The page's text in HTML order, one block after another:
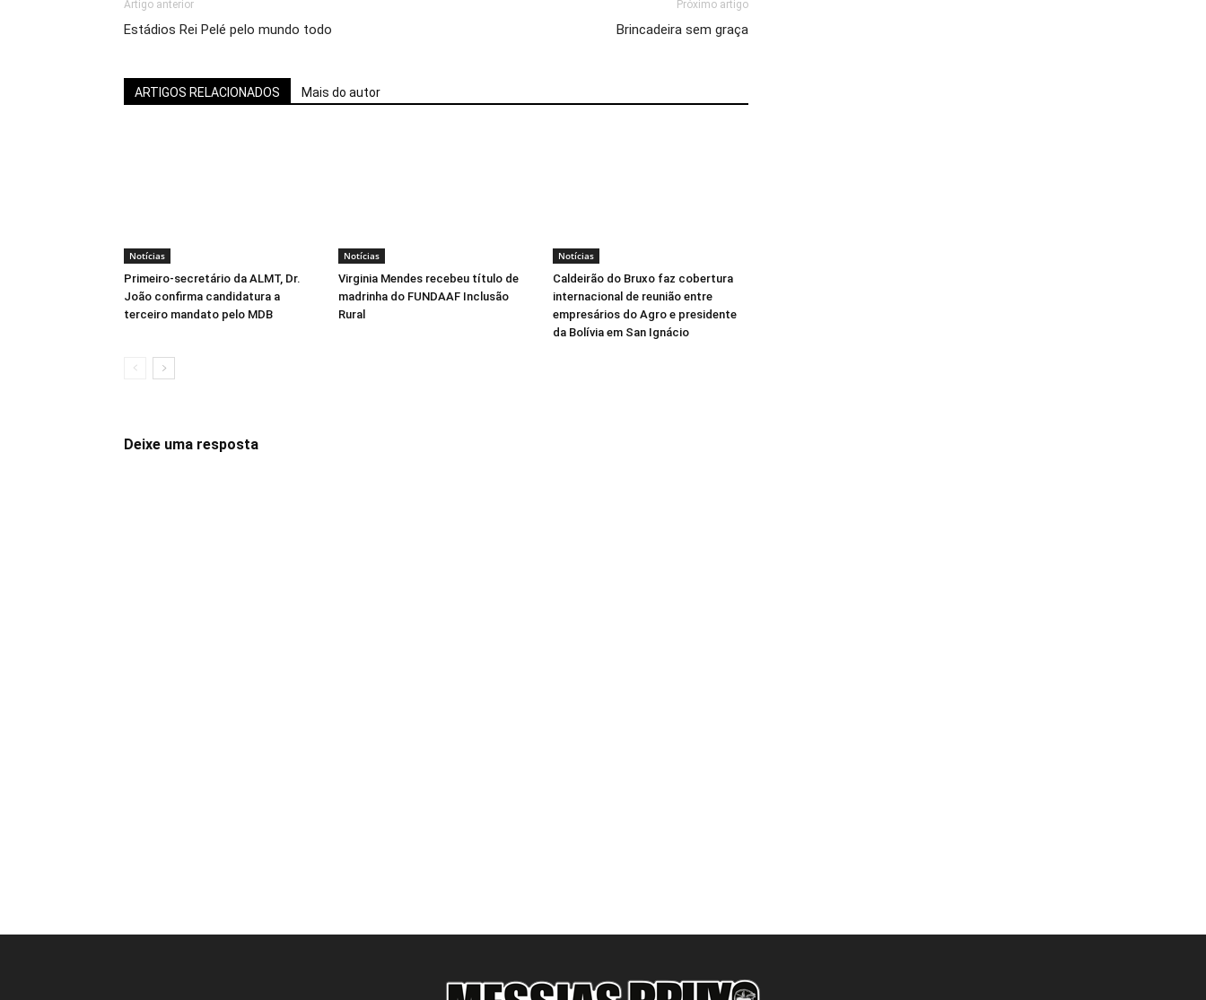
Artigo anterior
Estádios Rei Pelé pelo mundo todo
Próximo artigo
Brincadeira sem graça
ARTIGOS RELACIONADOS Mais do autor
Notícias
Primeiro-secretário da ALMT, Dr.
João confirma candidatura a
terceiro mandato pelo MDB
Notícias
Virginia Mendes recebeu título de
madrinha do FUNDAAF Inclusão
Rural
Notícias
Caldeirão do Bruxo faz cobertura
internacional de reunião entre
empresários do Agro e presidente
da Bolívia em San Ignácio
Deixe uma resposta